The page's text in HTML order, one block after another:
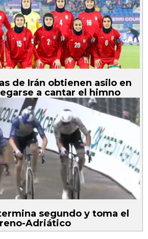
de Irán obtienen asilo en
a cantar el himno
segundo y toma el
Adriático